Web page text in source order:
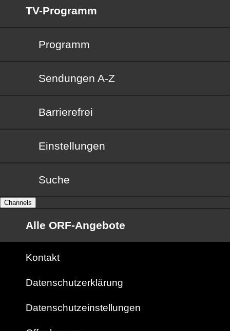
TV-Programm
Programm
Sendungen von A bis Z
Sendungen A-Z
Barrierefrei
Barrierefrei
Einstellungen
Suche
Channels
Alle ORF-Angebote
Kontakt
Datenschutzerklärung
Datenschutzeinstellungen